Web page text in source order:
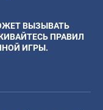
ВЫЗЫВАТЬ
ПРАВИЛ
ИГРЫ.